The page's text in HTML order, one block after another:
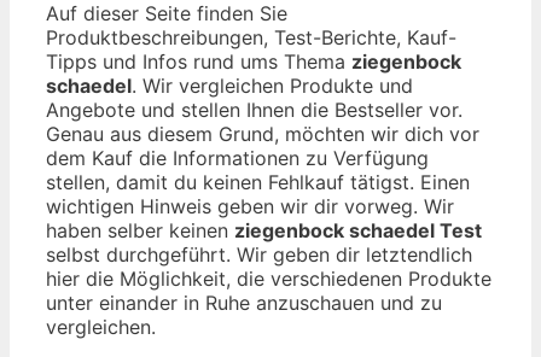
Auf dieser Seite finden Sie
Produktbeschreibungen, Test-Berichte, Kauf-
Tipps und Infos rund ums Thema ziegenbock
schaedel. Wir vergleichen Produkte und
Angebote und stellen Ihnen die Bestseller vor.
Genau aus diesem Grund, möchten wir dich vor
dem Kauf die Informationen zu Verfügung
stellen, damit du keinen Fehlkauf tätigst. Einen
wichtigen Hinweis geben wir dir vorweg. Wir
haben selber keinen ziegenbock schaedel Test
selbst durchgeführt. Wir geben dir letztendlich
hier die Möglichkeit, die verschiedenen Produkte
unter einander in Ruhe anzuschauen und zu
vergleichen.